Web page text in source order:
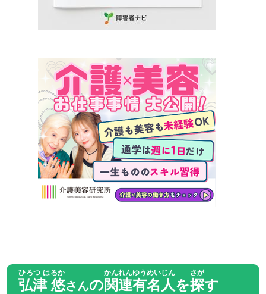
弘津 悠
ひろつ はるか
さんの関連
かんれん
有名人
ゆうめいじん
を探
さが
す